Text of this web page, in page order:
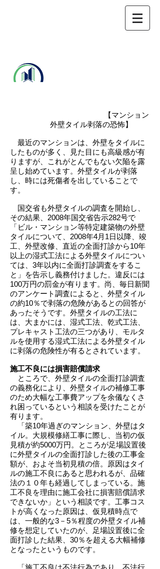
​ 板橋支部
【マンション
外壁タイル剥落の恐怖】
最近のマンションは、外壁をタイルに
したものが多く、見た目にも高級感が有
りますが、これがとんでもない欠陥を露
呈し始めています。外壁タイルが剥落
し、時には死傷者を出していることで
す。
国交省も外壁タイルの調査を開始し、
その結果、2008年国交省告示282号で
「ビル・マンション等特定建築物の外壁
タイルについて、2008年4月1日以降、竣
工、外壁改修、直近の全面打診から10年
以上の湿式工法による外壁タイルについ
ては、3年以内に全面打診調査をするこ
と」を告示し義務付けました。違反には
100万円の罰金が有ります。尚、毎日新聞
のアンケート調査によると、外壁タイル
の約10％で剥落の危険があるとの回答が
あったそうです。外壁タイルの工法に
は、大まかには、湿式工法、乾式工法、
プレキャスト工法の三つがあり、モルタ
ルを使用する湿式工法による外壁タイル
に剥落の危険性が有るとされています。
施工不良には損害賠償請求
ところで、外壁タイルの全面打診調査
の義務化により、外壁タイルの補修工事
のため大幅な工事費アップを余儀なくさ
れ困っているという相談を受けたことが
有ります。
「築10年過ぎのマンション、外壁はタ
イル。大規模修繕工事に際し、当初の仮
見積が約5000万円。ところが足場設置後
に外壁タイルの全面打診した後の工事金
額が、およそ当初見積の倍。原因はタイ
ルの施工不良にあると思われるが、品確
法の１０年も経過してしまっている。施
工不良を理由に施工会社に損害賠償請求
できないか」という相談です。工事コス
トが高くなった原因は、仮見積時点で
は、一般的な3－5％程度の外壁タイル補
修を想定していたのが、足場設置後に全
面打診した結果、30％を超える大幅補修
となったというものです。
「施工不良は不法行為であり、不法行